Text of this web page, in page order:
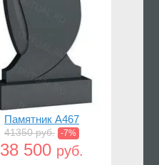
Памятник A467
41350 руб. -7%
38 500 руб.